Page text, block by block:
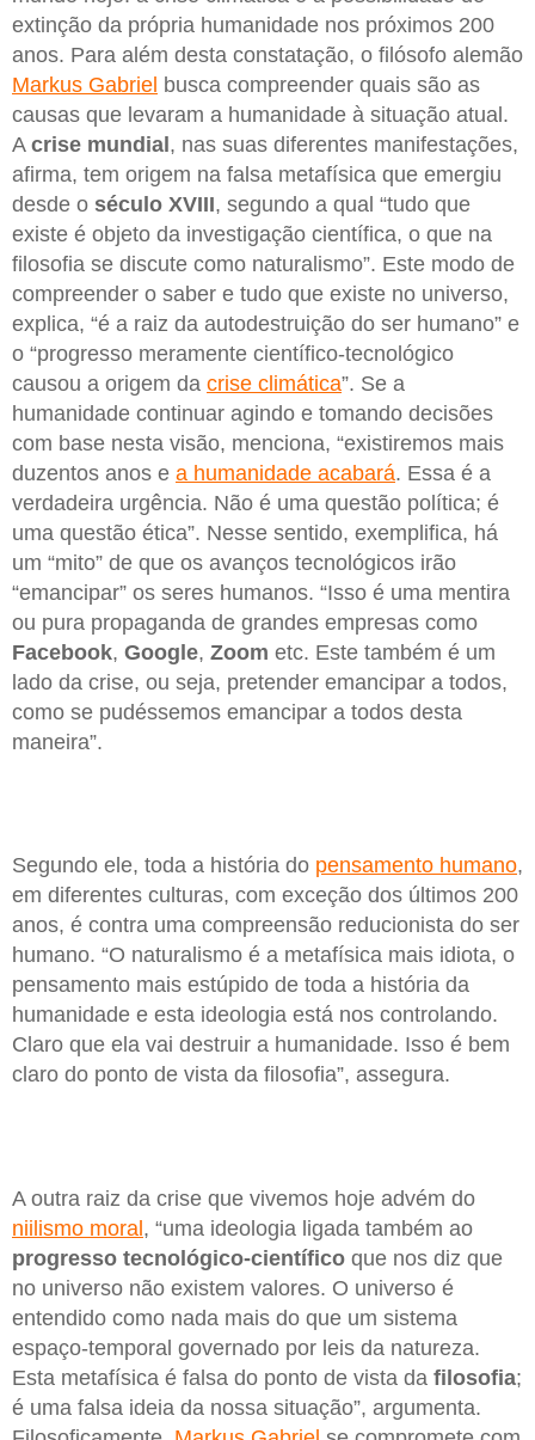
extinção da própria humanidade nos próximos 200
anos. Para além desta constatação, o filósofo alemão
Markus Gabriel busca compreender quais são as
causas que levaram a humanidade à situação atual.
A crise mundial, nas suas diferentes manifestações,
afirma, tem origem na falsa metafísica que emergiu
desde o século XVIII, segundo a qual “tudo que
existe é objeto da investigação científica, o que na
filosofia se discute como naturalismo”. Este modo de
compreender o saber e tudo que existe no universo,
explica, “é a raiz da autodestruição do ser humano” e
o “progresso meramente científico-tecnológico
causou a origem da crise climática”. Se a
humanidade continuar agindo e tomando decisões
com base nesta visão, menciona, “existiremos mais
duzentos anos e a humanidade acabará. Essa é a
verdadeira urgência. Não é uma questão política; é
uma questão ética”. Nesse sentido, exemplifica, há
um “mito” de que os avanços tecnológicos irão
“emancipar” os seres humanos. “Isso é uma mentira
ou pura propaganda de grandes empresas como
Facebook, Google, Zoom etc. Este também é um
lado da crise, ou seja, pretender emancipar a todos,
como se pudéssemos emancipar a todos desta
maneira”.
Segundo ele, toda a história do pensamento humano,
em diferentes culturas, com exceção dos últimos 200
anos, é contra uma compreensão reducionista do ser
humano. “O naturalismo é a metafísica mais idiota, o
pensamento mais estúpido de toda a história da
humanidade e esta ideologia está nos controlando.
Claro que ela vai destruir a humanidade. Isso é bem
claro do ponto de vista da filosofia”, assegura.
A outra raiz da crise que vivemos hoje advém do
niilismo moral, “uma ideologia ligada também ao
progresso tecnológico-científico que nos diz que
no universo não existem valores. O universo é
entendido como nada mais do que um sistema
espaço-temporal governado por leis da natureza.
Esta metafísica é falsa do ponto de vista da filosofia;
é uma falsa ideia da nossa situação”, argumenta.